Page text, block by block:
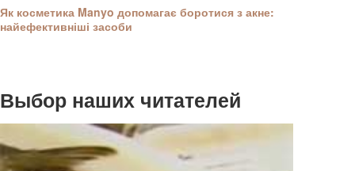
Як косметика Manyo допомагає боротися з акне:
найефективніші засоби
Выбор наших читателей